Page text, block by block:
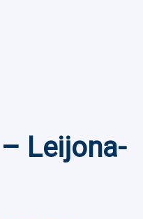
Leijona-